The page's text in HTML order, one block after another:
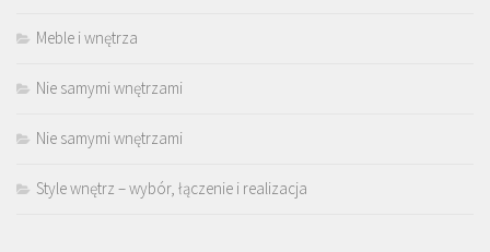
Meble i wnętrza
Nie samymi wnętrzami
Nie samymi wnętrzami
Style wnętrz – wybór, łączenie i realizacja